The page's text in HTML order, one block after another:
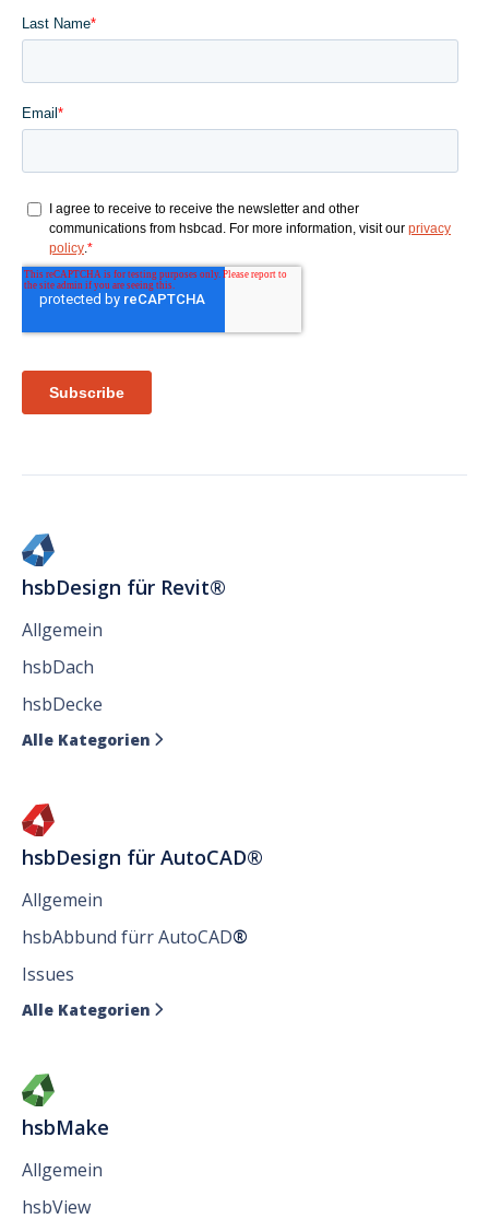
hsbDesign für Revit®
Allgemein
hsbDach
hsbDecke
Alle Kategorien 
hsbDesign für AutoCAD®
Allgemein
hsbAbbund fürr AutoCAD®
Issues
Alle Kategorien 
hsbMake
Allgemein
hsbView